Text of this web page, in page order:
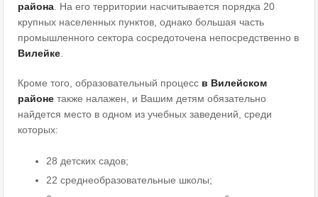
района . На его территории насчитывается порядка 20
крупных населенных пунктов, однако большая часть
промышленного сектора сосредоточена непосредственно в
Вилейке
Кроме того, образовательный процесс в Вилейском
районе также налажен, и Вашим детям обязательно
найдется место в одном из учебных заведений, среди
которых:
28 детских садов;
22 среднеобразовательные школы;